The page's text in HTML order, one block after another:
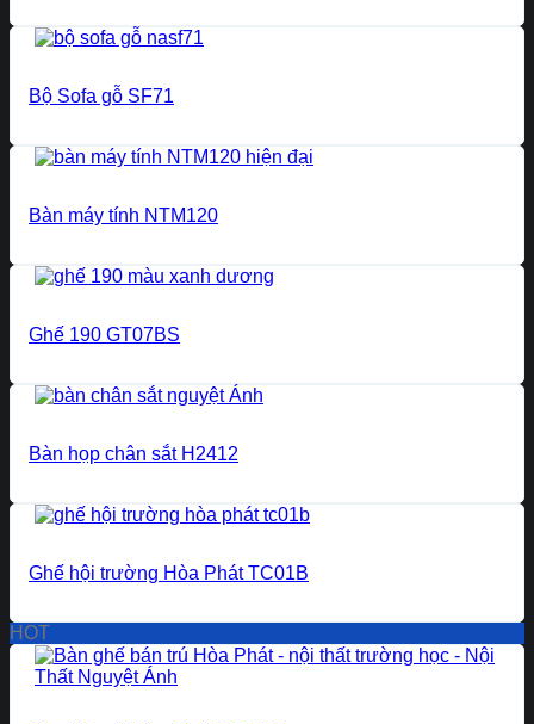
Bộ Sofa gỗ SF71
Bàn máy tính NTM120
Ghế 190 GT07BS
Bàn họp chân sắt H2412
Ghế hội trường Hòa Phát TC01B
HOT